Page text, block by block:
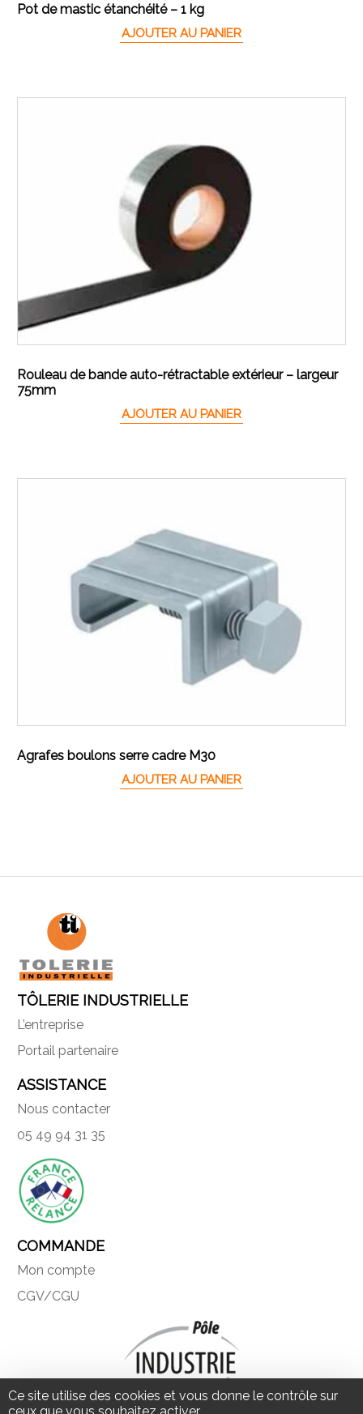
Pot de mastic étanchéité – 1 kg
AJOUTER AU PANIER
Rouleau de bande auto-rétractable extérieur – largeur
75mm
AJOUTER AU PANIER
Agrafes boulons serre cadre M30
AJOUTER AU PANIER
TÔLERIE INDUSTRIELLE
L’entreprise
Portail partenaire
ASSISTANCE
Nous contacter
05 49 94 31 35
COMMANDE
Mon compte
CGV/CGU
Ce site utilise des cookies et vous donne le contrôle sur